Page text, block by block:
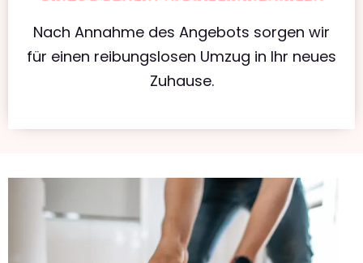
Nach Annahme des Angebots sorgen wir
für einen reibungslosen Umzug in Ihr neues
Zuhause.